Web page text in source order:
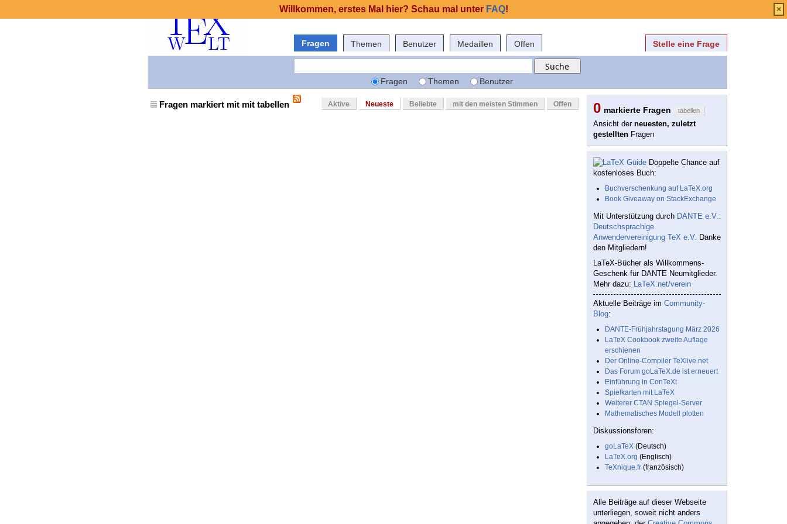
Fragen Themen Benutzer Medaillen Offen Stelle eine Frage
Fragen Themen Benutzer
Fragen markiert mit mit tabellen Aktive Neueste Beliebte mit den meisten Stimmen Offen 0 markierte Fragen tabellen
Ansicht der neuesten, zuletzt
gestellten Fragen
Doppelte Chance auf
kostenloses Buch:
Buchverschenkung auf LaTeX.org
Book Giveaway on StackExchange
Mit Unterstützung durch DANTE e.V.:
Deutschsprachige
Anwendervereinigung TeX e.V. Danke
den Mitgliedern!
LaTeX-Bücher als Willkommens-
Geschenk für DANTE Neumitglieder.
Mehr dazu: LaTeX.net/verein
Aktuelle Beiträge im Community-
Blog:
DANTE-Frühjahrstagung März 2026
LaTeX Cookbook zweite Auflage
erschienen
Der Online-Compiler TeXlive.net
Das Forum goLaTeX.de ist erneuert
Einführung in ConTeXt
Spielkarten mit LaTeX
Weiterer CTAN Spiegel-Server
Mathematisches Modell plotten
Diskussionsforen:
goLaTeX (Deutsch)
LaTeX.org (Englisch)
TeXnique.fr (französisch)
Alle Beiträge auf dieser Webseite
unterliegen, soweit nicht anders
Willkommen, erstes Mal hier? Schau mal unter FAQ! ×